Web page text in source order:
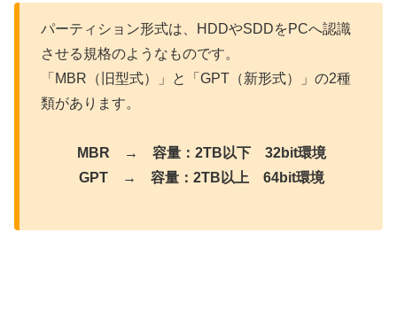
パーティション形式は、HDDやSDDをPCへ認識
させる規格のようなものです。
「MBR（旧型式）」と「GPT（新形式）」の2種
類があります。
MBR → 容量：2TB以下 32bit環境
GPT → 容量：2TB以上 64bit環境